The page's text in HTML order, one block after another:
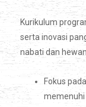
Kurikulum
serta inovasi
nabati dan
Fokus
memenuhi